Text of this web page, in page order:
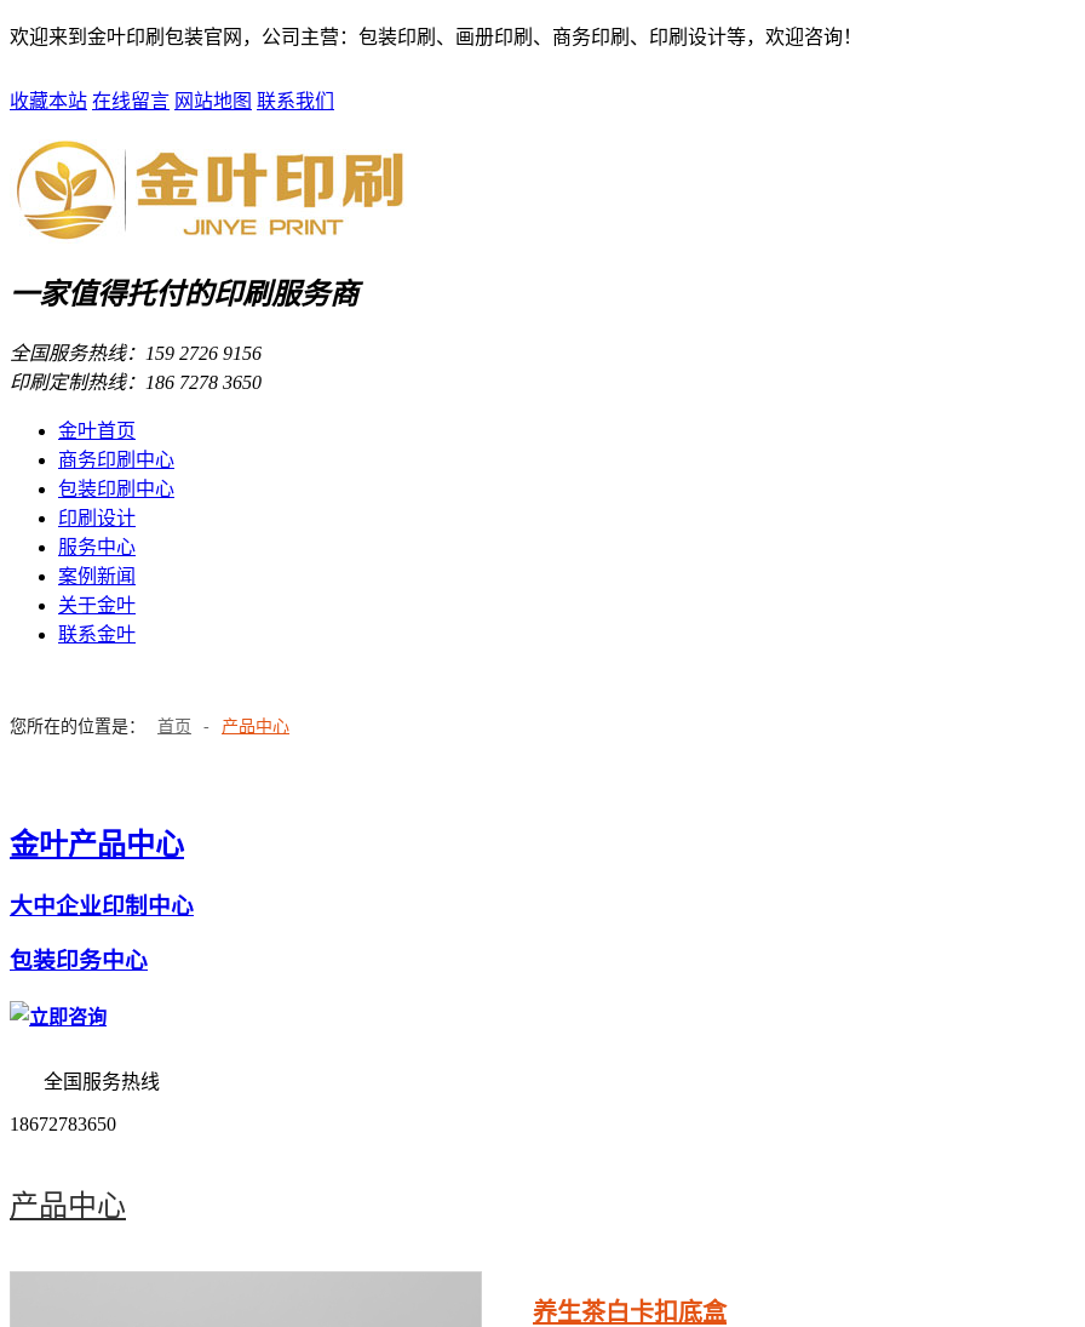
欢迎来到金叶印刷包装官网，公司主营：包装印刷、画册印刷、商务印刷、印刷设计等，欢迎咨询！
收藏本站 在线留言 网站地图 联系我们
一家值得托付的印刷服务商
全国服务热线：159 2726 9156
印刷定制热线：186 7278 3650
金叶首页
商务印刷中心
包装印刷中心
印刷设计
服务中心
案例新闻
关于金叶
联系金叶
您所在的位置是： 首页 - 产品中心
金叶产品中心
大中企业印制中心
包装印务中心
全国服务热线
18672783650
产品中心
养生茶白卡扣底盒